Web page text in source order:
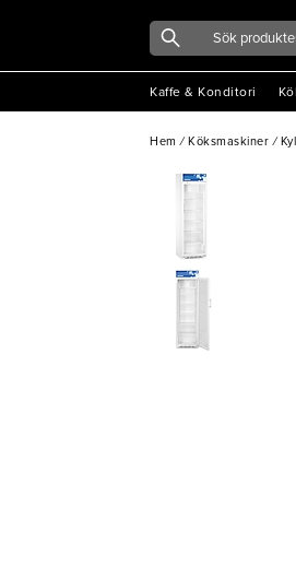
Kaffe & Konditori
Hem / Köksmaskiner /